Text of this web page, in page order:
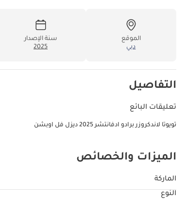
الموقع
دبي
سنة الإصدار
2025
التفاصيل
تعليقات البائع
تويوتا لاندكروزر برادو ادفانتشر 2025 ديزل فل اوبشن
الميزات والخصائص
الماركة
النوع